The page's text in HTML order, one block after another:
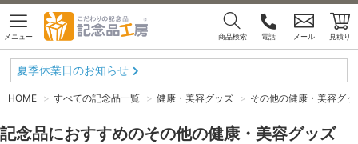
メニュー 商品検索 電話 メール 見積り
夏季休業日のお知らせ
HOME すべての記念品一覧 健康・美容グッズ その他の健康・美容グッ
記念品におすすめのその他の健康・美容グッズ